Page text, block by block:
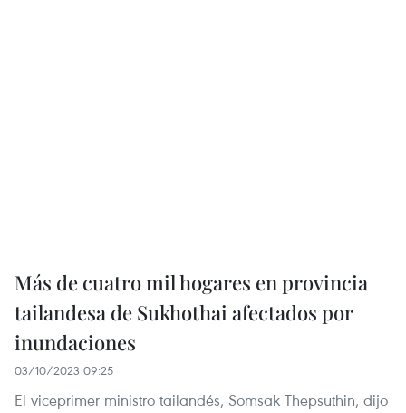
Más de cuatro mil hogares en provincia
tailandesa de Sukhothai afectados por
inundaciones
03/10/2023 09:25
El viceprimer ministro tailandés, Somsak Thepsuthin, dijo